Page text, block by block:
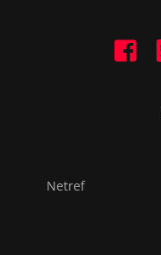
Netref